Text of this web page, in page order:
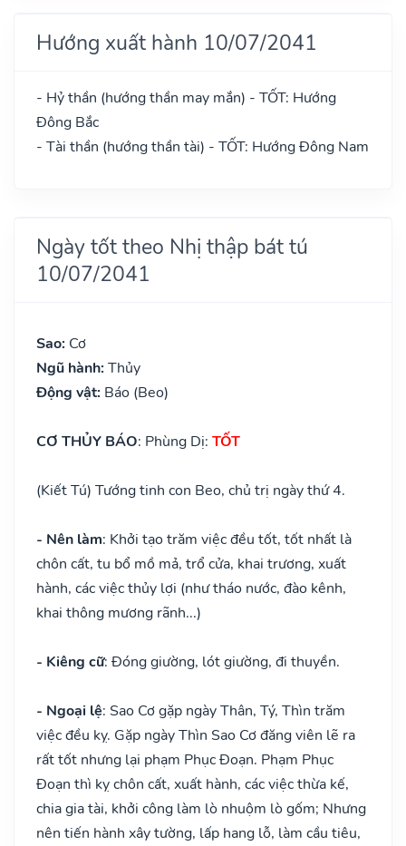
Hướng xuất hành 10/07/2041
- Hỷ thần (hướng thần may mắn) - TỐT: Hướng
Đông Bắc
- Tài thần (hướng thần tài) - TỐT: Hướng Đông Nam
Ngày tốt theo Nhị thập bát tú
10/07/2041
Sao: Cơ
Ngũ hành: Thủy
Động vật: Báo (Beo)
CƠ THỦY BÁO: Phùng Dị: TỐT
(Kiết Tú) Tướng tinh con Beo, chủ trị ngày thứ 4.
- Nên làm: Khởi tạo trăm việc đều tốt, tốt nhất là
chôn cất, tu bổ mồ mả, trổ cửa, khai trương, xuất
hành, các việc thủy lợi (như tháo nước, đào kênh,
khai thông mương rãnh...)
- Kiêng cữ: Đóng giường, lót giường, đi thuyền.
- Ngoại lệ: Sao Cơ gặp ngày Thân, Tý, Thìn trăm
việc đều kỵ. Gặp ngày Thìn Sao Cơ đăng viên lẽ ra
rất tốt nhưng lại phạm Phục Đoạn. Phạm Phục
Đoạn thì kỵ chôn cất, xuất hành, các việc thừa kế,
chia gia tài, khởi công làm lò nhuộm lò gốm; Nhưng
nên tiến hành xây tường, lấp hang lỗ, làm cầu tiêu,